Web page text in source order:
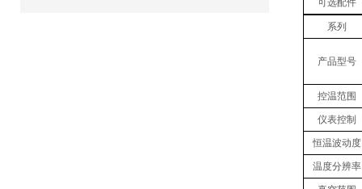
可选配件
系列
产品型号
控温范围
仪表控制
恒温波动度
温度分辨率